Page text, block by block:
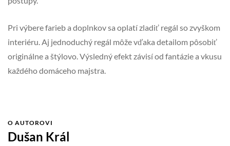
Pri výbere farieb a doplnkov sa oplatí zladiť regál so zvyškom
interiéru. Aj jednoduchý regál môže vďaka detailom pôsobiť
originálne a štýlovo. Výsledný efekt závisí od fantázie a vkusu
každého domáceho majstra.
O AUTOROVI
Dušan Král